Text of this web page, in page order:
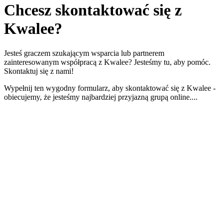
Chcesz skontaktować się z
Kwalee?
Jesteś graczem szukającym wsparcia lub partnerem
zainteresowanym współpracą z Kwalee? Jesteśmy tu, aby pomóc.
Skontaktuj się z nami!
Wypełnij ten wygodny formularz, aby skontaktować się z Kwalee -
obiecujemy, że jesteśmy najbardziej przyjazną grupą online....